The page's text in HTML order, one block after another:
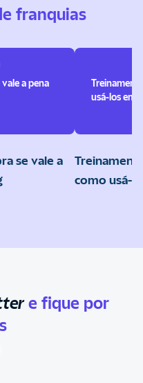
franquias
a pena
se vale a
usá-los em
como usá-
e fique por